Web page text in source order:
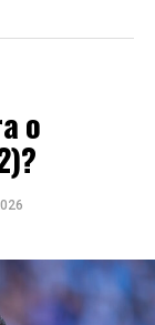
(7), o atleta
técnica
O Grêmio
o jogador
algumas
contar
treino
o